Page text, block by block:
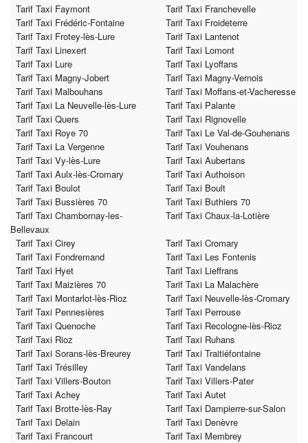
Tarif Taxi Faymont
Tarif Taxi Franchevelle
Tarif Taxi Frédéric-Fontaine
Tarif Taxi Froideterre
Tarif Taxi Frotey-lès-Lure
Tarif Taxi Lantenot
Tarif Taxi Linexert
Tarif Taxi Lomont
Tarif Taxi Lure
Tarif Taxi Lyoffans
Tarif Taxi Magny-Jobert
Tarif Taxi Magny-Vernois
Tarif Taxi Malbouhans
Tarif Taxi Moffans-et-Vacheresse
Tarif Taxi La Neuvelle-lès-Lure
Tarif Taxi Palante
Tarif Taxi Quers
Tarif Taxi Rignovelle
Tarif Taxi Roye 70
Tarif Taxi Le Val-de-Gouhenans
Tarif Taxi La Vergenne
Tarif Taxi Vouhenans
Tarif Taxi Vy-lès-Lure
Tarif Taxi Aubertans
Tarif Taxi Aulx-lès-Cromary
Tarif Taxi Authoison
Tarif Taxi Boulot
Tarif Taxi Boult
Tarif Taxi Bussières 70
Tarif Taxi Buthiers 70
Tarif Taxi Chambornay-les-
Bellevaux
Tarif Taxi Chaux-la-Lotière
Tarif Taxi Cirey
Tarif Taxi Cromary
Tarif Taxi Fondremand
Tarif Taxi Les Fontenis
Tarif Taxi Hyet
Tarif Taxi Lieffrans
Tarif Taxi Maizières 70
Tarif Taxi La Malachère
Tarif Taxi Montarlot-lès-Rioz
Tarif Taxi Neuvelle-lès-Cromary
Tarif Taxi Pennesières
Tarif Taxi Perrouse
Tarif Taxi Quenoche
Tarif Taxi Recologne-lès-Rioz
Tarif Taxi Rioz
Tarif Taxi Ruhans
Tarif Taxi Sorans-lès-Breurey
Tarif Taxi Traitiéfontaine
Tarif Taxi Trésilley
Tarif Taxi Vandelans
Tarif Taxi Villers-Bouton
Tarif Taxi Villers-Pater
Tarif Taxi Achey
Tarif Taxi Autet
Tarif Taxi Brotte-lès-Ray
Tarif Taxi Dampierre-sur-Salon
Tarif Taxi Delain
Tarif Taxi Denèvre
Tarif Taxi Francourt
Tarif Taxi Membrey